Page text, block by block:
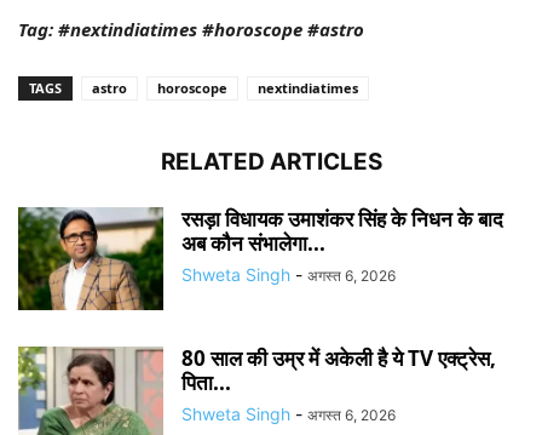
Tag: #nextindiatimes #horoscope #astro
TAGS astro horoscope nextindiatimes
RELATED ARTICLES
रसड़ा विधायक उमाशंकर सिंह के निधन के बाद
अब कौन संभालेगा...
Shweta Singh - अगस्त 6, 2026
80 साल की उम्र में अकेली है ये TV एक्ट्रेस,
पिता...
Shweta Singh - अगस्त 6, 2026